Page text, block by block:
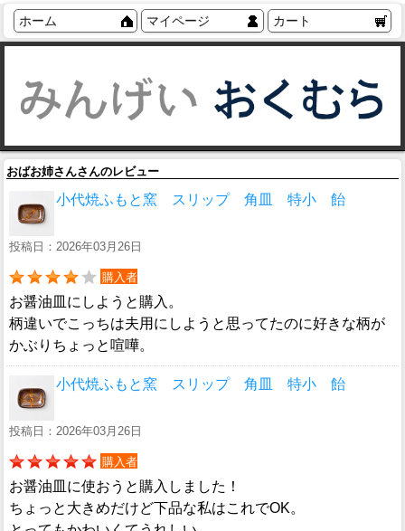
ホーム マイページ カート
おばお姉さんさんのレビュー
小代焼ふもと窯 スリップ 角皿 特小 飴
投稿日：2026年03月26日
購入者
お醤油皿にしようと購入。
柄違いでこっちは夫用にしようと思ってたのに好きな柄が
かぶりちょっと喧嘩。
小代焼ふもと窯 スリップ 角皿 特小 飴
投稿日：2026年03月26日
購入者
お醤油皿に使おうと購入しました！
ちょっと大きめだけど下品な私はこれでOK。